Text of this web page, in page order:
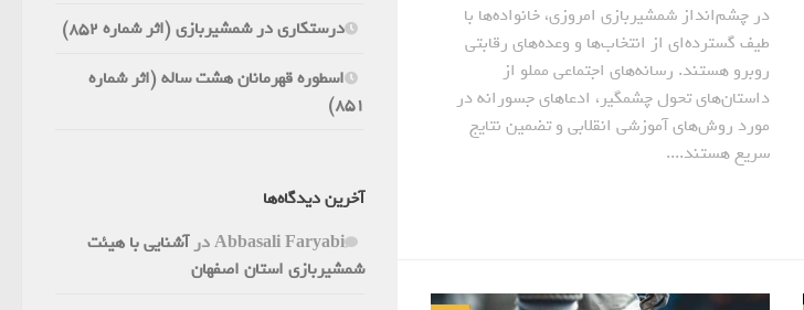
در چشم‌انداز شمشیربازی امروزی، خانواده‌ها با
طیف گسترده‌ای از انتخاب‌ها و وعده‌های رقابتی
روبرو هستند. رسانه‌های اجتماعی مملو از
داستان‌های تحول چشمگیر، ادعاهای جسورانه در
مورد روش‌های آموزشی انقلابی و تضمین نتایج
سریع هستند....
درستکاری در شمشیربازی (اثر شماره 852)
اسطوره قهرمانان هشت ساله (اثر شماره
851)
آخرین دیدگاه‌ها
Abbasali Faryabiدرآشنایی با هیئت
شمشیربازی استان اصفهان